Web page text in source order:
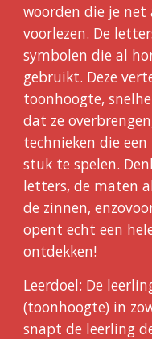
woorden die je net
voorlezen. De
symbolen die al
gebruikt. Deze
toonhoogte,
dat ze
technieken die
stuk te spelen.
letters, de maten
de zinnen,
opent echt een
ontdekken!
Leerdoel: De
(toonhoogte) in
snapt de leerling